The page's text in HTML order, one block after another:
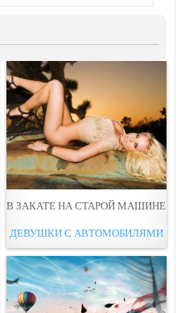
В ЗАКАТЕ НА СТАРОЙ МАШИНЕ
ДЕВУШКИ С АВТОМОБИЛЯМИ